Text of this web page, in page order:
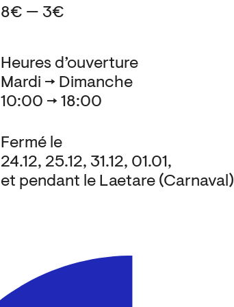
Heures d’ouverture
Mardi → Dimanche
10:00 → 18:00
Fermé le
24.12, 25.12, 31.12, 01.01,
et pendant le Laetare (Carnaval)
8€ — 3€